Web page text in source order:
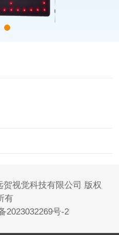
视觉科技有限公司 版权
有
2023032269号-2